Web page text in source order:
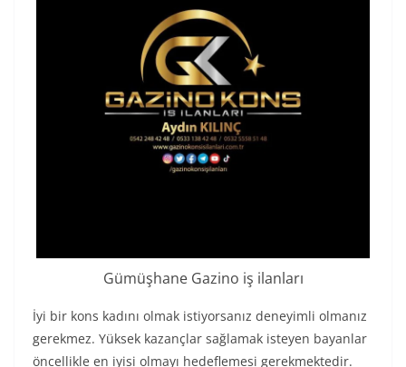
Gümüşhane Gazino iş ilanları
İyi bir kons kadını olmak istiyorsanız deneyimli olmanız
gerekmez. Yüksek kazançlar sağlamak isteyen bayanlar
öncellikle en iyisi olmayı hedeflemesi gerekmektedir.